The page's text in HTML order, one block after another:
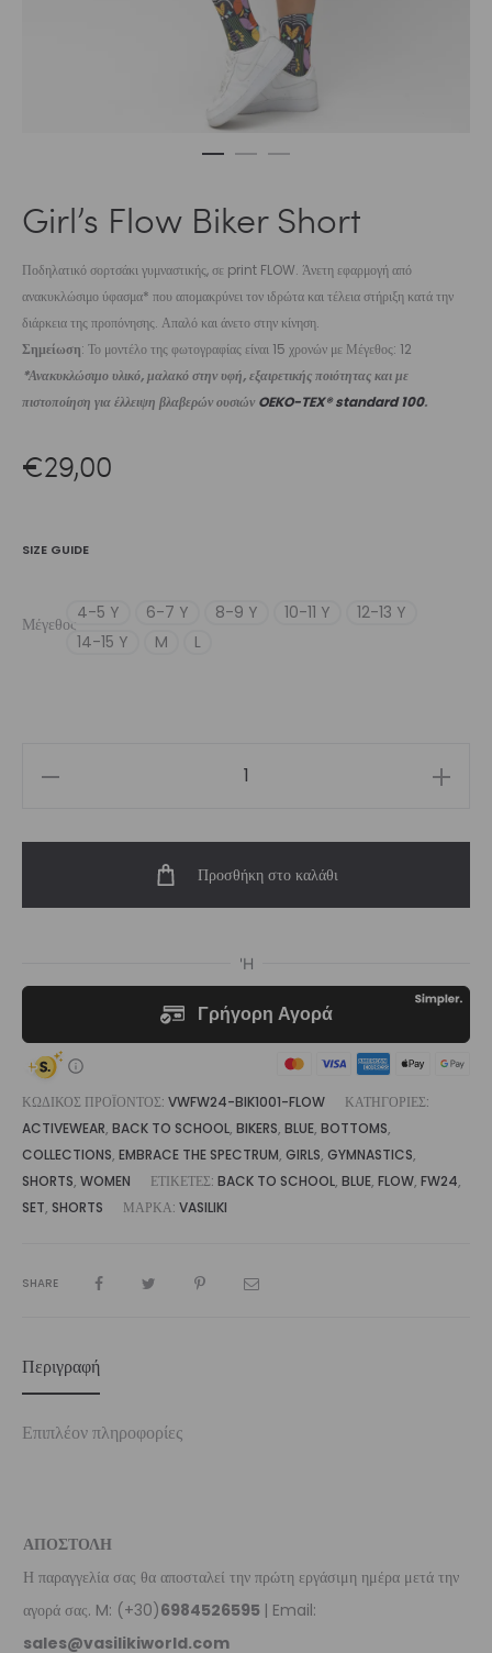
Girl’s Flow Biker Short
Ποδηλατικό σορτσάκι γυμναστικής, σε print FLOW. Άνετη εφαρμογή από
ανακυκλώσιμο ύφασμα* που απομακρύνει τον ιδρώτα και τέλεια στήριξη κατά την
διάρκεια της προπόνησης. Απαλό και άνετο στην κίνηση.
Σημείωση: Το μοντέλο της φωτογραφίας είναι 15 χρονών με Μέγεθος: 12
*Ανακυκλώσιμο υλικό, μαλακό στην υφή, εξαιρετικής ποιότητας και με
πιστοποίηση για έλλειψη βλαβερών ουσιών OEKO-TEX® standard 100.
€29,00
SIZE GUIDE
Μέγεθος
4-5 Y 6-7 Y 8-9 Y 10-11 Y
12-13 Y
14-15 Y
M L
ποσότητα
Προσθήκη στο καλάθι
ΚΩΔΙΚΌΣ ΠΡΟΪΌΝΤΟΣ: VWFW24-BIK1001-FLOW
ΚΑΤΗΓΟΡΊΕΣ:
ACTIVEWEAR, BACK TO SCHOOL, BIKERS, BLUE, BOTTOMS,
COLLECTIONS, EMBRACE THE SPECTRUM, GIRLS, GYMNASTICS,
SHORTS, WOMEN ΕΤΙΚΈΤΕΣ: BACK TO SCHOOL, BLUE, FLOW, FW24,
SET, SHORTS ΜΆΡΚΑ: VASILIKI
SHARE
Περιγραφή
Επιπλέον πληροφορίες
ΑΠΟΣΤΟΛΗ
Η παραγγελία σας θα αποσταλεί την πρώτη εργάσιμη ημέρα μετά την
αγορά σας. M: (+30)6984526595 | Email:
sales@vasilikiworld.com